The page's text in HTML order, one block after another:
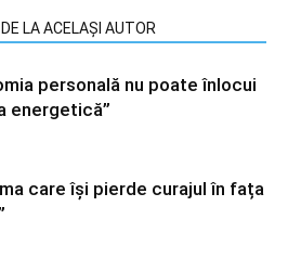
DE LA ACELAȘI AUTOR
personală nu poate înlocui
energetică”
care își pierde curajul în fața